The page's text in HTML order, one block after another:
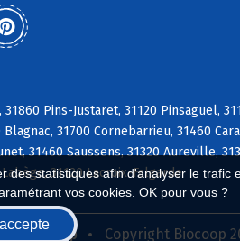
statistiques afin d'analyser le trafic
vos cookies. OK pour vous ?
Pins-Justaret, 31120 Pinsaguel,
31700 Cornebarrieu, 31460
31460 Saussens, 31320 Aureville,
31120 Lacroix-Falgarde
Biocoop Copyright Biocoop